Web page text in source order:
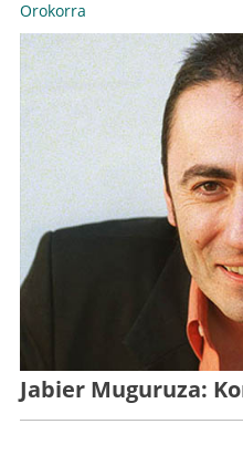
Orokorra
Jabier Muguruza: